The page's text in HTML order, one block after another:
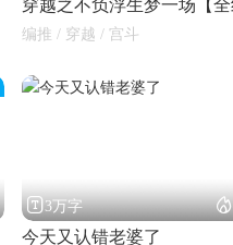
编推 / 穿越 / 宫斗
3万字 
今天又认错老婆了